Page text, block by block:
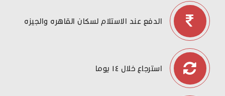
الدفع عند الاستلام لسكان القاهره والجيزه
استرجاع خلال ١٤ يوما